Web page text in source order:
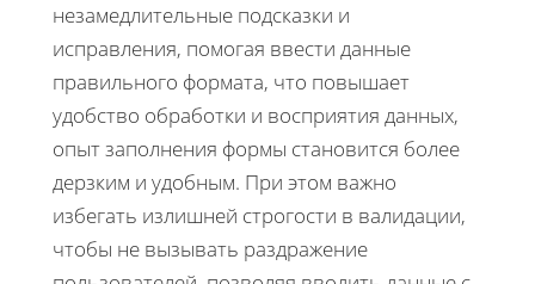
незамедлительные подсказки и
исправления, помогая ввести данные
правильного формата, что повышает
удобство обработки и восприятия данных,
опыт заполнения формы становится более
дерзким и удобным. При этом важно
избегать излишней строгости в валидации,
чтобы не вызывать раздражение